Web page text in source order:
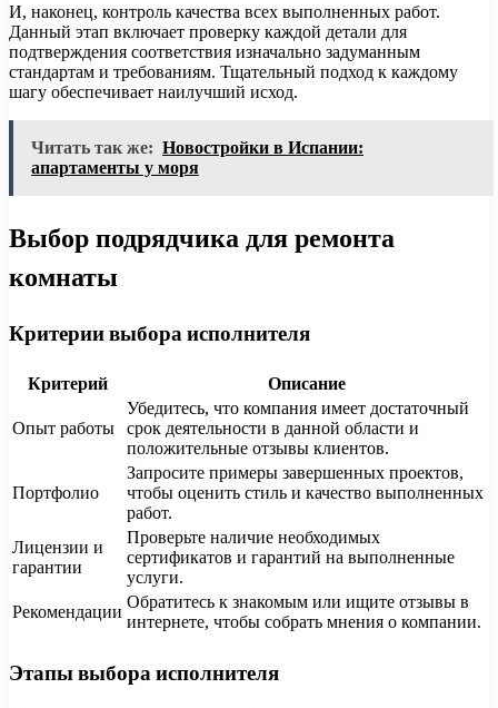
И, наконец, контроль качества всех выполненных работ.
Данный этап включает проверку каждой детали для
подтверждения соответствия изначально задуманным
стандартам и требованиям. Тщательный подход к каждому
шагу обеспечивает наилучший исход.
Читать так же: Новостройки в Испании:
апартаменты у моря
Выбор подрядчика для ремонта
комнаты
Критерии выбора исполнителя
Критерий Описание
Опыт работы
Убедитесь, что компания имеет достаточный
срок деятельности в данной области и
положительные отзывы клиентов.
Портфолио
Запросите примеры завершенных проектов,
чтобы оценить стиль и качество выполненных
работ.
Лицензии и
гарантии
Проверьте наличие необходимых
сертификатов и гарантий на выполненные
услуги.
Рекомендации
Обратитесь к знакомым или ищите отзывы в
интернете, чтобы собрать мнения о компании.
Этапы выбора исполнителя